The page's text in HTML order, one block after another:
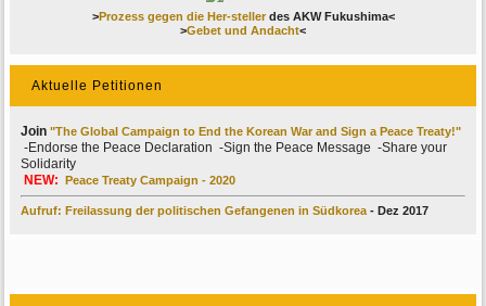
>Prozess gegen die Her-stellerdes AKW Fukushima<
>Gebet und Andacht<
Aktuelle Petitionen
Join"The Global Campaign to End the Korean War and Sign a Peace Treaty!"
-Endorse the Peace Declaration -Sign the Peace Message -Share your
Solidarity
NEW:
Peace Treaty Campaign - 2020
Aufruf: Freilassung der politischen Gefangenen in Südkorea- Dez 2017